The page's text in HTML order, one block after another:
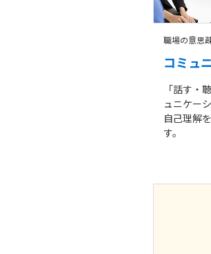
職場の意思
コミュ
「話す・
ュニケー
自己理解
す。